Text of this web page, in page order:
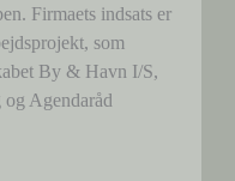
Firmaets indsats er
som
By & Havn I/S,
Agendaråd